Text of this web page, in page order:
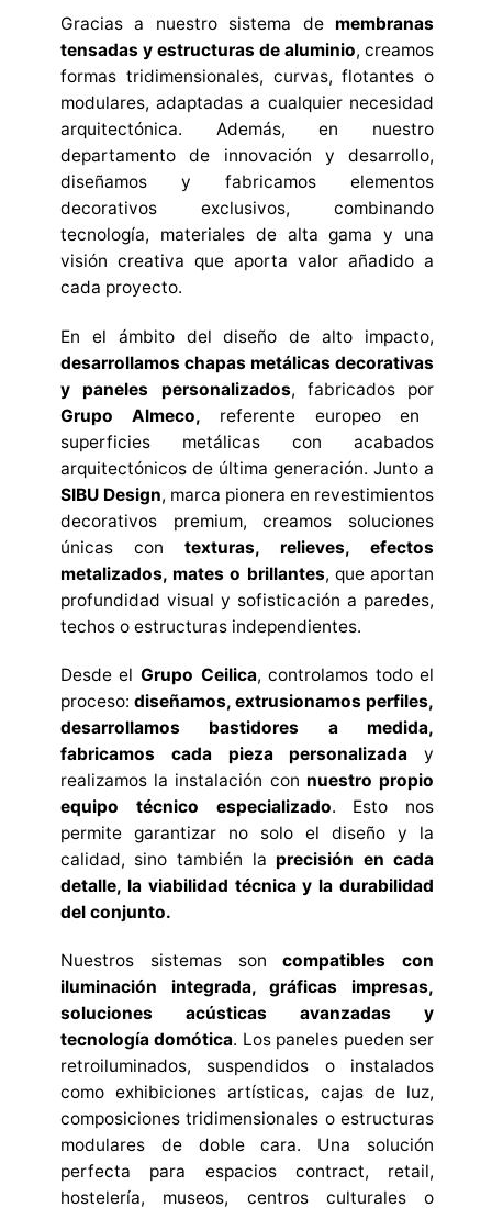
Gracias a nuestro sistema de membranas
tensadas y estructuras de aluminio, creamos
formas tridimensionales, curvas, flotantes o
modulares, adaptadas a cualquier necesidad
arquitectónica. Además, en nuestro
departamento de innovación y desarrollo,
diseñamos y fabricamos elementos
decorativos exclusivos, combinando
tecnología, materiales de alta gama y una
visión creativa que aporta valor añadido a
cada proyecto.
En el ámbito del diseño de alto impacto,
desarrollamos chapas metálicas decorativas
y paneles personalizados, fabricados por
Grupo Almeco, referente europeo en
superficies metálicas con acabados
arquitectónicos de última generación. Junto a
SIBU Design, marca pionera en revestimientos
decorativos premium, creamos soluciones
únicas con texturas, relieves, efectos
metalizados, mates o brillantes, que aportan
profundidad visual y sofisticación a paredes,
techos o estructuras independientes.
Desde el Grupo Ceilica, controlamos todo el
proceso: diseñamos, extrusionamos perfiles,
desarrollamos bastidores a medida,
fabricamos cada pieza personalizada y
realizamos la instalación con nuestro propio
equipo técnico especializado. Esto nos
permite garantizar no solo el diseño y la
calidad, sino también la precisión en cada
detalle, la viabilidad técnica y la durabilidad
del conjunto.
Nuestros sistemas soncompatibles con
iluminación integrada, gráficas impresas,
soluciones acústicas avanzadas y
tecnología domótica. Los paneles pueden ser
retroiluminados, suspendidos o instalados
como exhibiciones artísticas, cajas de luz,
composiciones tridimensionales o estructuras
modulares de doble cara. Una solución
perfecta para espacios contract, retail,
hostelería, museos, centros culturales o